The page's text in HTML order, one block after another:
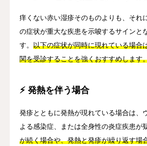
痒くない赤い湿疹そのものよりも、それ
の症状が重大な疾患を示唆するサインと
す。 以下の症状が同時に現れている場合
関を受診することを強くおすすめします
⚡ 発熱を伴う場合
発疹とともに発熱が現れている場合は、
よる感染症、または全身性の炎症疾患が
が続く場合や、発熱と発疹が繰り返す場